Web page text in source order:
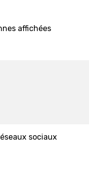
affichées
sociaux